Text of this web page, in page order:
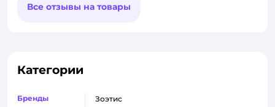
Все отзывы на товары
Категории
Бренды
Зоэтис